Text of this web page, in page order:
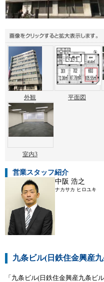
外観 平面図
室内3
営業スタッフ紹介
中阪 浩之
ナカサカ ヒロユキ
九条ビル(日鉄住金興産
「九条ビル(日鉄住金興産九条ビ